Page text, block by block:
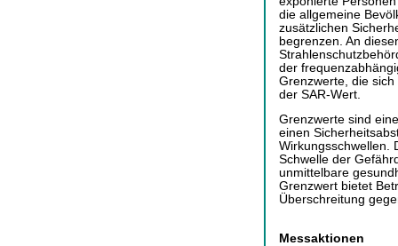
die allgemeine
zusätzlichen
begrenzen. An
der
Grenzwerte, die
der SAR-Wert.
Grenzwerte sind
einen
Wirkungsschwellen.
Schwelle der
unmittelbare
Grenzwert bietet
Überschreitung
Messaktionen